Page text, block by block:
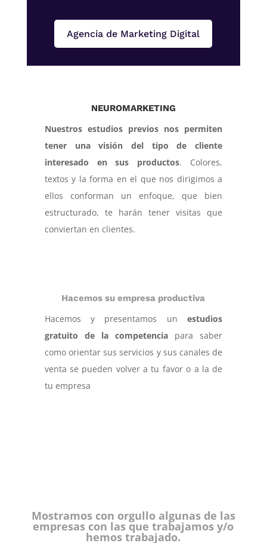
Agencia de Marketing Digital
NEUROMARKETING
Nuestros estudios previos nos permiten
tener una visión del tipo de cliente
interesado en sus productos. Colores,
textos y la forma en el que nos dirigimos a
ellos conforman un enfoque, que bien
estructurado, te harán tener visitas que
conviertan en clientes.
Hacemos su empresa productiva
Hacemos y presentamos unestudios
gratuito de la competencia para saber
como orientar sus servicios y sus canales de
venta se pueden volver a tu favor o a la de
tu empresa
Mostramos con orgullo algunas de las
empresas con las que trabajamos y/o
hemos trabajado.